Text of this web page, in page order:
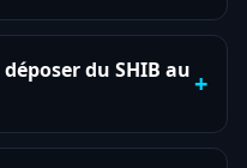
du SHIB au+